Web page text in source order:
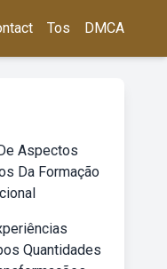
Tos DMCA
Aspectos
Da Formação
Quantidades